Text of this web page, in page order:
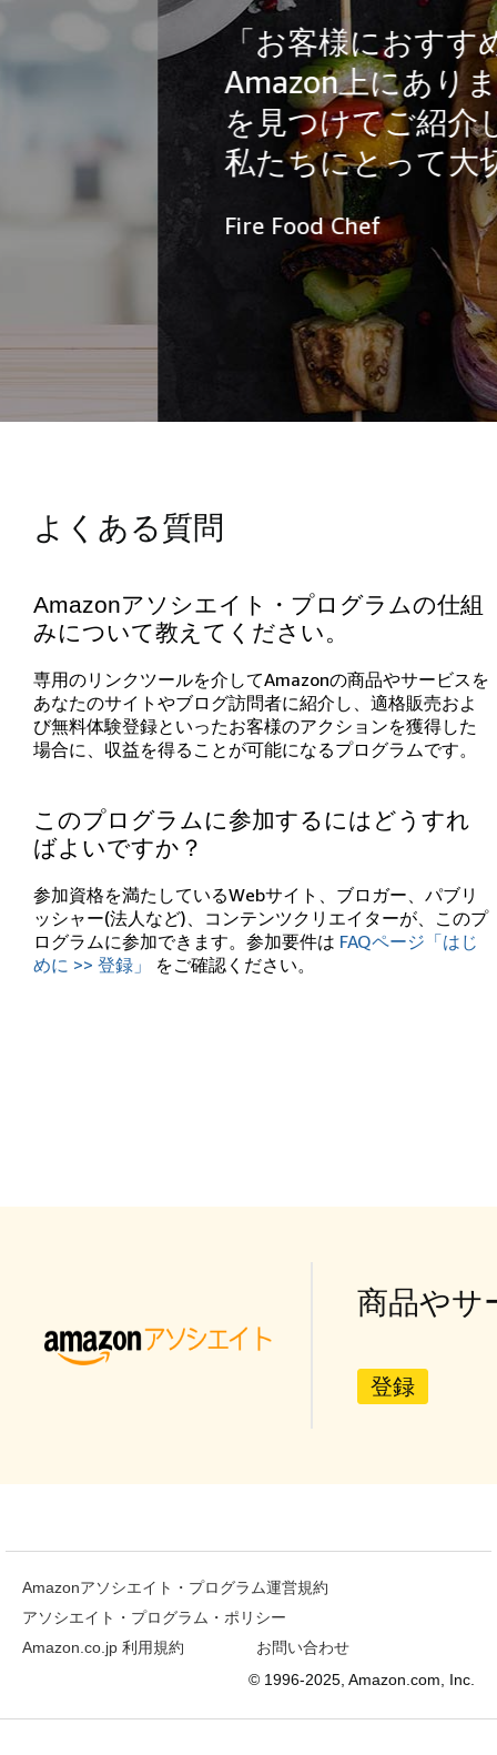
「お客様におすすめしたい商
Amazon上にあります。お客
を見つけてご紹介し、購入
私たちにとって大切なことで
Fire Food Chef
よくある質問
Amazonアソシエイト・プログラムの仕組
みについて教えてください。
専用のリンクツールを介してAmazonの商品やサービスを
あなたのサイトやブログ訪問者に紹介し、適格販売およ
び無料体験登録といったお客様のアクションを獲得した
場合に、収益を得ることが可能になるプログラムです。
このプログラムに参加するにはどうすれ
ばよいですか？
参加資格を満たしているWebサイト、ブロガー、パブリ
ッシャー(法人など)、コンテンツクリエイターが、このプ
ログラムに参加できます。参加要件は FAQページ「はじ
めに >> 登録」 をご確認ください。
商品やサ
登録
Amazonアソシエイト・プログラム運営規約
アソシエイト・プログラム・ポリシー
Amazon.co.jp 利用規約
お問い合わせ
© 1996-2025, Amazon.com, Inc.